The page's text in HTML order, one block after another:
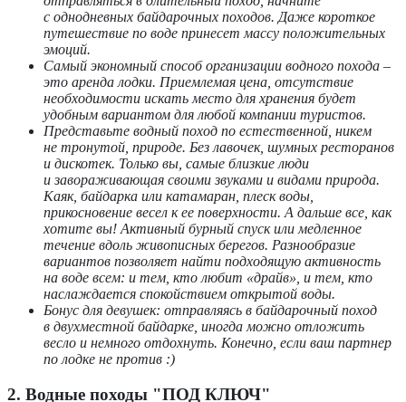
с однодневных байдарочных походов. Даже короткое
путешествие по воде принесет массу положительных
эмоций.
Самый экономный способ организации водного похода –
это аренда лодки. Приемлемая цена, отсутствие
необходимости искать место для хранения будет
удобным вариантом для любой компании туристов.
Представьте водный поход по естественной, никем
не тронутой, природе. Без лавочек, шумных ресторанов
и дискотек. Только вы, самые близкие люди
и завораживающая своими звуками и видами природа.
Каяк, байдарка или катамаран, плеск воды,
прикосновение весел к ее поверхности. А дальше все, как
хотите вы! Активный бурный спуск или медленное
течение вдоль живописных берегов. Разнообразие
вариантов позволяет найти подходящую активность
на воде всем: и тем, кто любит «драйв», и тем, кто
наслаждается спокойствием открытой воды.
Бонус для девушек: отправляясь в байдарочный поход
в двухместной байдарке, иногда можно отложить
весло и немного отдохнуть. Конечно, если ваш партнер
по лодке не против :)
2. Водные походы "ПОД КЛЮЧ"